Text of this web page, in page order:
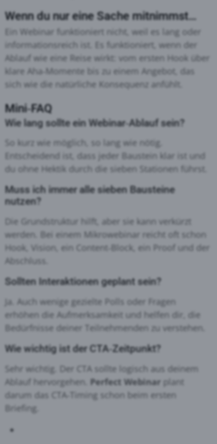
Wenn du nur eine Sache mitnimmst…
Ein Webinar funktioniert nicht, weil es lang oder
informationsreich ist. Es funktioniert, wenn der
Ablauf wie eine Reise wirkt: vom ersten Hook über
klare Aha‑Momente bis zu einem Angebot, das
sich wie die natürliche Konsequenz anfühlt.
Mini‑FAQ
Wie lang sollte ein Webinar‑Ablauf sein?
So kurz wie möglich, so lang wie nötig.
Entscheidend ist, dass jeder Baustein klar ist und
du ohne Hektik durch die sieben Stationen führst.
Muss ich immer alle sieben Bausteine
nutzen?
Die Grundstruktur hilft, aber sie kann verkürzt
werden. Bei einem Mikrowebinar reicht oft schon
Hook, Vision, ein Content‑Block, ein Proof und der
Abschluss.
Sollten Interaktionen geplant sein?
Ja. Auch wenige gezielte Polls oder Fragen
erhöhen die Aufmerksamkeit und helfen dir, die
Bedürfnisse deiner Teilnehmenden zu verstehen.
Wie wichtig ist der CTA‑Zeitpunkt?
Sehr wichtig. Der CTA sollte logisch aus deinem
Ablauf hervorgehen. Perfect Webinar plant
darum das CTA‑Timing schon beim ersten
Briefing.